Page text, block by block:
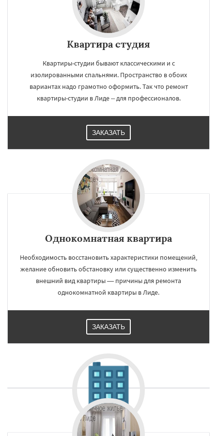
Квартира студия
Квартиры-студии бывают классическими и с
изолированными спальнями. Пространство в обоих
вариантах надо грамотно оформить. Так что ремонт
квартиры-студии в Лиде -- для профессионалов.
ЗАКАЗАТЬ
Однокомнатная квартира
Необходимость восстановить характеристики помещений,
желание обновить обстановку или существенно изменить
внешний вид квартиры — причины для ремонта
однокомнатной квартиры в Лиде.
ЗАКАЗАТЬ